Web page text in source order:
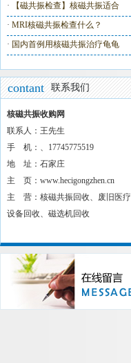
·
【磁共振检查】核磁共振适合
· MRI核磁共振检查什么？
· 国内首例用核磁共振治疗龟龟
contant 联系我们
核磁共振收购网
联系人：王先生
手 机：、17745775519
地 址：石家庄
主 页：www.hecigongzhen.cn
主 营：核磁共振回收、废旧医疗
设备回收、磁选机回收